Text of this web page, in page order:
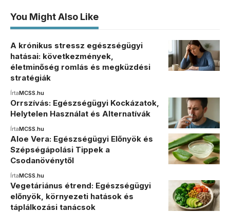
You Might Also Like
A krónikus stressz egészségügyi
hatásai: következmények,
életminőség romlás és megküzdési
stratégiák
ÍrtaMCSS.hu
Orrszívás: Egészségügyi Kockázatok,
Helytelen Használat és Alternatívák
ÍrtaMCSS.hu
Aloe Vera: Egészségügyi Előnyök és
Szépségápolási Tippek a
Csodanövénytől
ÍrtaMCSS.hu
Vegetáriánus étrend: Egészségügyi
előnyök, környezeti hatások és
táplálkozási tanácsok